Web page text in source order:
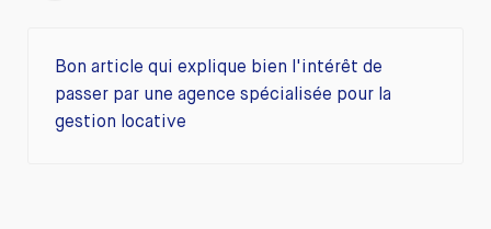
Bon article qui explique bien l'intérêt de
passer par une agence spécialisée pour la
gestion locative